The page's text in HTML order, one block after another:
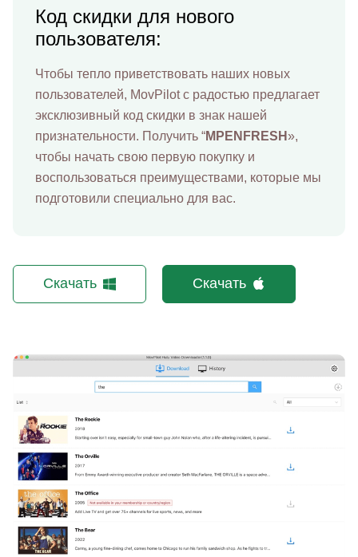
Код скидки для нового
пользователя:
Чтобы тепло приветствовать наших новых
пользователей, MovPilot с радостью предлагает
эксклюзивный код скидки в знак нашей
признательности. Получить “MPENFRESH»,
чтобы начать свою первую покупку и
воспользоваться преимуществами, которые мы
подготовили специально для вас.
Скачать Скачать